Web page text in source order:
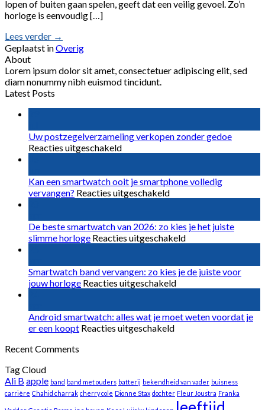
lopen of buiten gaan spelen, geeft dat een veilig gevoel. Zo’n
horloge is eenvoudig […]
Lees verder →
Geplaatst inOverig
About
Lorem ipsum dolor sit amet, consectetuer adipiscing elit, sed
diam nonummy nibh euismod tincidunt.
Latest Posts
Uw postzegelverzameling verkopen zonder gedoe
Reacties uitgeschakeldvoor
verkopen
zonder
Kan een smartwatch ooit je smartphone volledig
vervangen? Reacties uitgeschakeldvoor
smartwatch
ooit
volledig
vervangen?
De beste smartwatch van 2026: zo kies je het juiste
slimme horloge Reacties uitgeschakeldvoor
smartwatch
kies
Smartwatch band vervangen: zo kies je de juiste voor
jouw horloge Reacties uitgeschakeldvoor
vervangen:
voor
jouw
horloge
Android smartwatch: alles wat je moet weten voordat je
er een koopt Reacties uitgeschakeldvoor
je
moet
weten
Recent Comments
Tag Cloud
Ali B apple band band met ouders batterij bekendheid van vader buisness
carrière Chahid charrak cherry cole Dionne Stax dochter Fleur Joustra Franka